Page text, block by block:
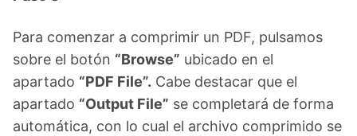
Para comenzar a comprimir un PDF, pulsamos
sobre el botón “Browse” ubicado en el
apartado “PDF File”. Cabe destacar que el
apartado “Output File” se completará de forma
automática, con lo cual el archivo comprimido se